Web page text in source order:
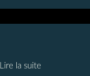
Lire la suite